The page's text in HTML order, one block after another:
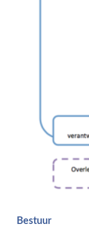
Bestuur